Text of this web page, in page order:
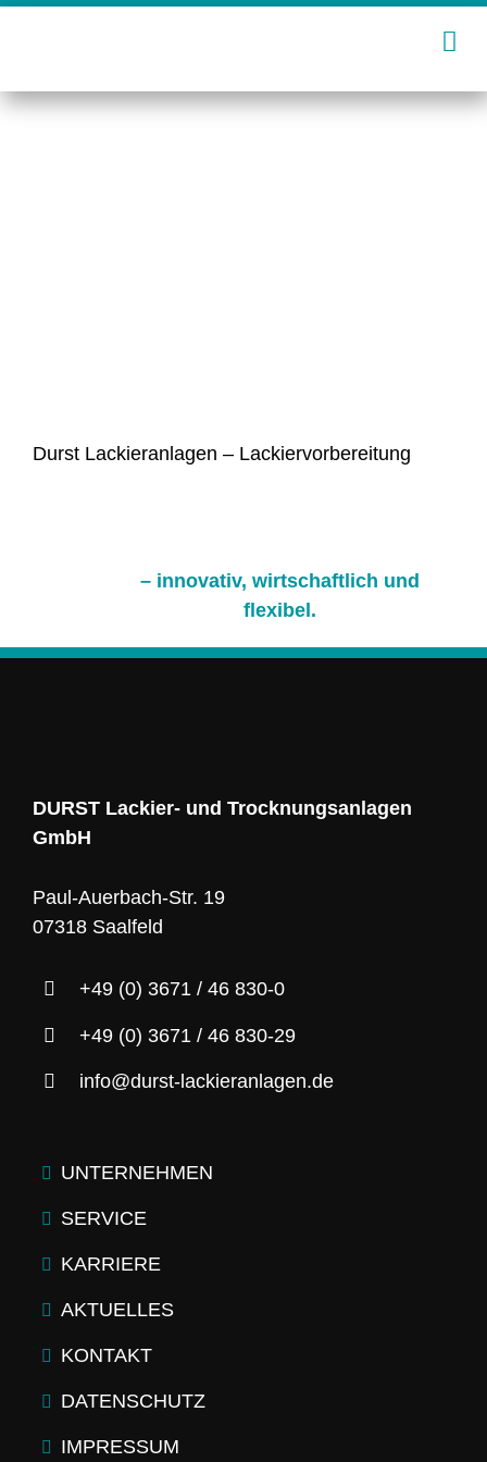
Zum
Durst Lackieranlagen – Lackiervorbereitung
– innovativ, wirtschaftlich und
flexibel.
DURST Lackier- und Trocknungsanlagen
GmbH
Paul-Auerbach-Str. 19
07318 Saalfeld
+49 (0) 3671 / 46 830-0
+49 (0) 3671 / 46 830-29
info@durst-lackieranlagen.de
UNTERNEHMEN
SERVICE
KARRIERE
AKTUELLES
KONTAKT
DATENSCHUTZ
IMPRESSUM